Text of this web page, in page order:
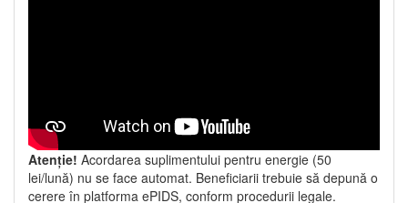
Atenție! Acordarea suplimentului pentru energie (50
lei/lună) nu se face automat. Beneficiarii trebuie să depună o
cerere în platforma ePIDS, conform procedurii legale.